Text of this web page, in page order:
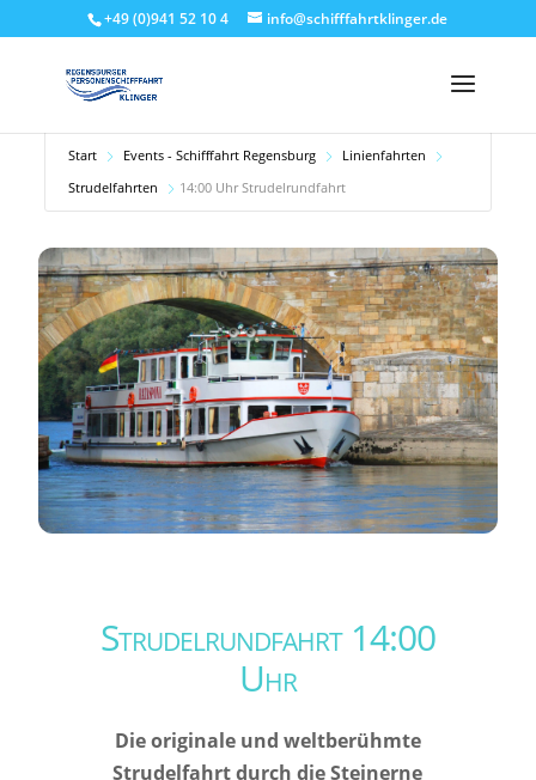
+49 (0)941 52 10 4 info@schifffahrtklinger.de
Start Events - Schifffahrt Regensburg
Linienfahrten
Strudelfahrten
14:00 Uhr Strudelrundfahrt
Strudelrundfahrt 14:00
Uhr
Die originale und weltberühmte
Strudelfahrt durch die Steinerne